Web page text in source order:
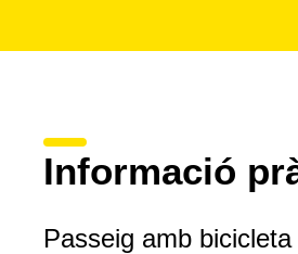
Informació
Passeig amb